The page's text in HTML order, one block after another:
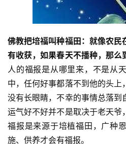
讯
八
点
僧
音
高
佛教把培福叫种福田：就像农民
有收获，如果春天不播种，那么
人的福报是从哪里来，不是从
中，任何好事都落不到他的头
没有长眼睛，不幸的事情总落到
运气好不好并不是取决于老天爷
福报是来源于培植福田，广种
施、供养才会有福报。